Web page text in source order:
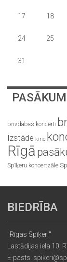
17 18
24 25
31
brīvdabas koncerti
Izstāde kino
Rīgā
Spīķeru koncertzāle
BIEDRĪBA
"Rīgas Spīķeri"
Lastādijas iela 10,
E-pasts: